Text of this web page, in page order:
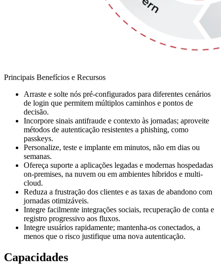
Principais Benefícios e Recursos
Arraste e solte nós pré-configurados para diferentes cenários
de login que permitem múltiplos caminhos e pontos de
decisão.
Incorpore sinais antifraude e contexto às jornadas; aproveite
métodos de autenticação resistentes a phishing, como
passkeys.
Personalize, teste e implante em minutos, não em dias ou
semanas.
Ofereça suporte a aplicações legadas e modernas hospedadas
on-premises, na nuvem ou em ambientes híbridos e multi-
cloud.
Reduza a frustração dos clientes e as taxas de abandono com
jornadas otimizáveis.
Integre facilmente integrações sociais, recuperação de conta e
registro progressivo aos fluxos.
Integre usuários rapidamente; mantenha-os conectados, a
menos que o risco justifique uma nova autenticação.
Capacidades